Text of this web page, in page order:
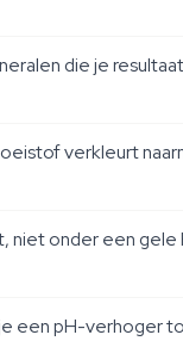
die je
verkleurt
niet onder een
een pH-verhoger